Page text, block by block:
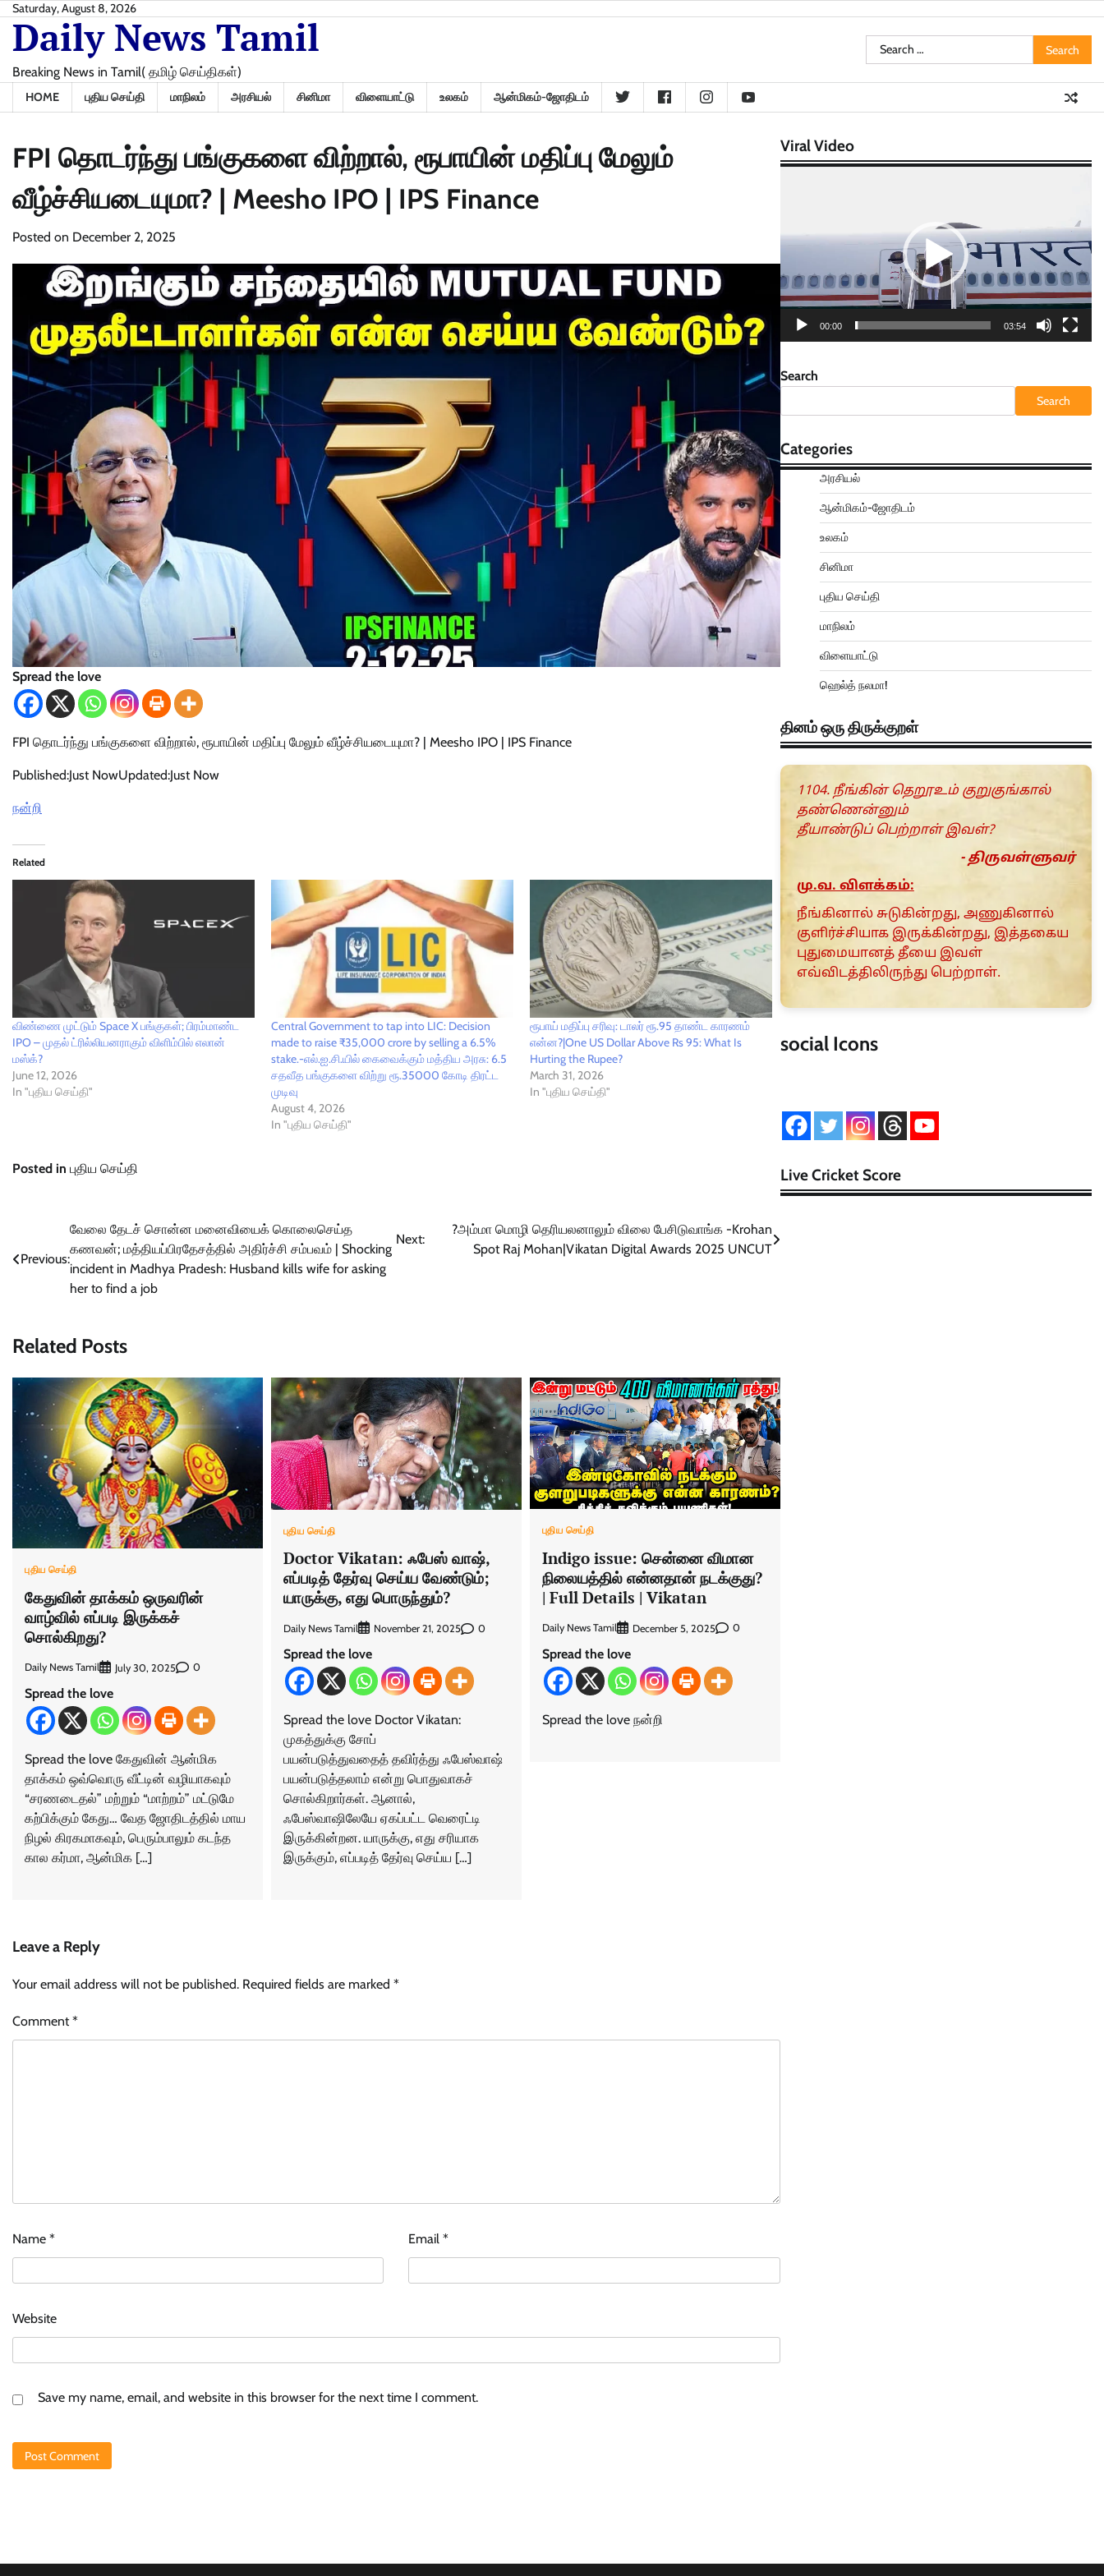
Skip
content
Saturday, August 8, 2026
Daily News Tamil
Breaking News in Tamil( தமிழ் செய்திகள்)
Search
for:
HOME புதிய செய்தி மாநிலம் அரசியல் சினிமா விளையாட்டு உலகம் ஆன்மிகம்-ஜோதிடம்
FPI தொடர்ந்து பங்குகளை விற்றால், ரூபாயின் மதிப்பு மேலும்
வீழ்ச்சியடையுமா? | Meesho IPO | IPS Finance
Posted on December 2, 2025
Spread the love
FPI தொடர்ந்து பங்குகளை விற்றால், ரூபாயின் மதிப்பு மேலும் வீழ்ச்சியடையுமா? | Meesho IPO | IPS Finance
Published:Just NowUpdated:Just Now
நன்றி
Related
விண்ணை முட்டும் Space X பங்குகள்; பிரம்மாண்ட
IPO – முதல் ட்ரில்லியனராகும் விளிம்பில் எலான்
மஸ்க்?
June 12, 2026
In "புதிய செய்தி"
Central Government to tap into LIC: Decision
made to raise ₹35,000 crore by selling a 6.5%
stake.-எல்.ஐ.சி.யில் கைவைக்கும் மத்திய அரசு: 6.5
சதவீத பங்குகளை விற்று ரூ.35000 கோடி திரட்ட
முடிவு
August 4, 2026
In "புதிய செய்தி"
ரூபாய் மதிப்பு சரிவு: டாலர் ரூ.95 தாண்ட காரணம்
என்ன?|One US Dollar Above Rs 95: What Is
Hurting the Rupee?
March 31, 2026
In "புதிய செய்தி"
Posted in புதிய செய்தி
navigation
Previous:
வேலை தேடச் சொன்ன மனைவியைக் கொலைசெய்த
கணவன்; மத்தியப்பிரதேசத்தில் அதிர்ச்சி சம்பவம் | Shocking
incident in Madhya Pradesh: Husband kills wife for asking
her to find a job
Next:
?அம்மா மொழி தெரியலனாலும் விலை பேசிடுவாங்க -Krohan
Spot Raj Mohan|Vikatan Digital Awards 2025 UNCUT
Related Posts
புதிய செய்தி
கேதுவின் தாக்கம் ஒருவரின்
வாழ்வில் எப்படி இருக்கச்
சொல்கிறது?
Daily News Tamil July 30, 2025 0
Spread the love
Spread the love கேதுவின் ஆன்மிக
தாக்கம் ஒவ்வொரு வீட்டின் வழியாகவும்
“சரணடைதல்” மற்றும் “மாற்றம்” மட்டுமே
கற்பிக்கும் கேது… வேத ஜோதிடத்தில் மாய
நிழல் கிரகமாகவும், பெரும்பாலும் கடந்த
கால கர்மா, ஆன்மிக […]
புதிய செய்தி
Doctor Vikatan: ஃபேஸ் வாஷ்,
எப்படித் தேர்வு செய்ய வேண்டும்;
யாருக்கு, எது பொருந்தும்?
Daily News Tamil November 21, 2025 0
Spread the love
Spread the love Doctor Vikatan:
முகத்துக்கு சோப்
பயன்படுத்துவதைத் தவிர்த்து ஃபேஸ்வாஷ்
பயன்படுத்தலாம் என்று பொதுவாகச்
சொல்கிறார்கள். ஆனால்,
ஃபேஸ்வாஷிலேயே ஏகப்பட்ட வெரைட்டி
இருக்கின்றன. யாருக்கு, எது சரியாக
இருக்கும், எப்படித் தேர்வு செய்ய […]
புதிய செய்தி
Indigo issue: சென்னை விமான
நிலையத்தில் என்னதான் நடக்குது?
| Full Details | Vikatan
Daily News Tamil December 5, 2025 0
Spread the love
Spread the love நன்றி
Leave a Reply
Your email address will not be published. Required fields are marked *
Comment*
Name * Email*
Website
Save my name, email, and website in this browser for the next time I comment.
Viral Video
00:00 03:54
Search
Search
Categories
அரசியல்
ஆன்மிகம்-ஜோதிடம்
உலகம்
சினிமா
புதிய செய்தி
மாநிலம்
விளையாட்டு
ஹெல்த் நலமா!
தினம் ஒரு திருக்குறள்
1104. நீங்கின் தெறூஉம் குறுகுங்கால்
தண்ணென்னும்
தீயாண்டுப் பெற்றாள் இவள்?
- திருவள்ளுவர்
மு.வ. விளக்கம்:
நீங்கினால் சுடுகின்றது, அணுகினால்
குளிர்ச்சியாக இருக்கின்றது, இத்தகைய
புதுமையானத் தீயை இவள்
எவ்விடத்திலிருந்து பெற்றாள்.
social Icons
Live Cricket Score